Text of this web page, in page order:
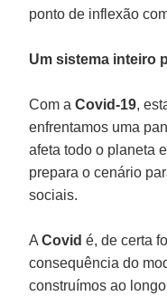
ponto de inflexão
Um sistema inteiro
Com aCovid-19,
enfrentamos uma
afeta todo o planeta
prepara o cenário
sociais.
ACovid é, de certa
consequência do
construímos ao